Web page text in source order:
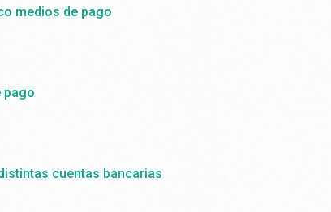
medios de pago
pago
cuentas bancarias